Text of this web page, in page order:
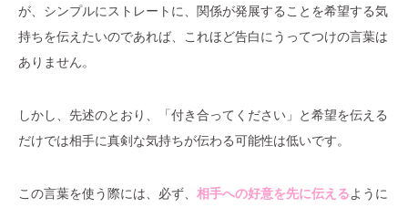
が、シンプルにストレートに、関係が発展することを希望する気
持ちを伝えたいのであれば、これほど告白にうってつけの言葉は
ありません。
しかし、先述のとおり、「付き合ってください」と希望を伝える
だけでは相手に真剣な気持ちが伝わる可能性は低いです。
この言葉を使う際には、必ず、 相手への好意を先に伝えるように